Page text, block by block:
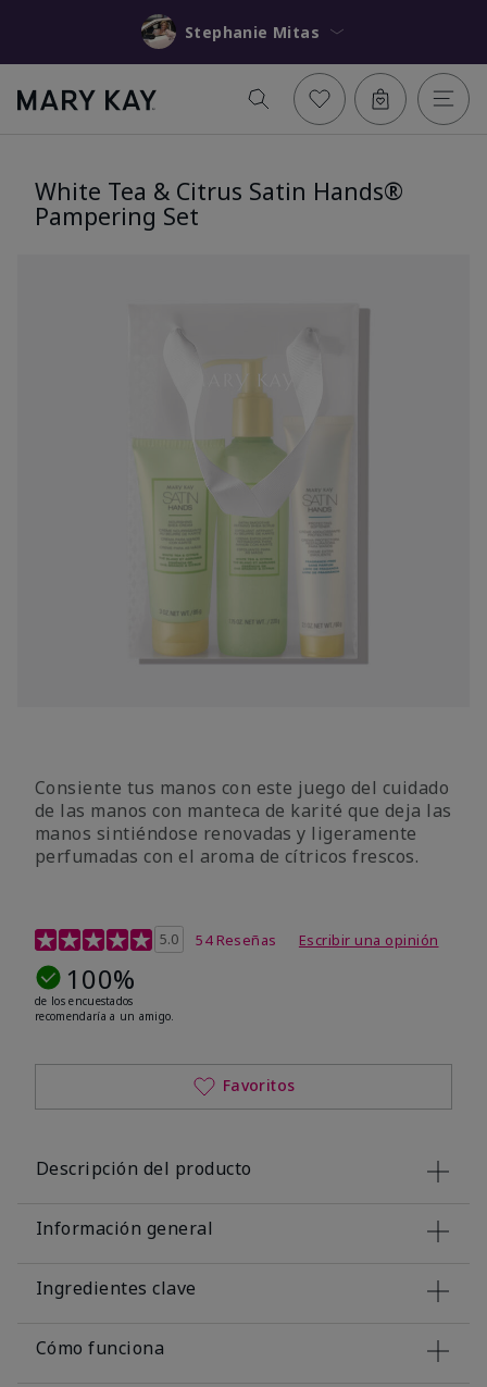
Stephanie Mitas
White Tea & Citrus Satin Hands®
Pampering Set
Consiente tus manos con este juego del cuidado
de las manos con manteca de karité que deja las
manos sintiéndose renovadas y ligeramente
perfumadas con el aroma de cítricos frescos.
Calificación de clientes de 4,7 de 5
5.0 54 Reseñas Escribir una opinión
100%
de los encuestados
recomendaría a un amigo.
Favoritos
Descripción del producto
Información general
Ingredientes clave
Cómo funciona